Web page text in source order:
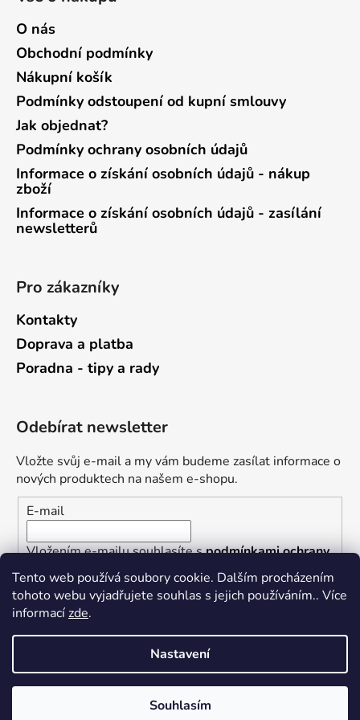
Tento web používá soubory cookie. Dalším procházením
tohoto webu vyjadřujete souhlas s jejich používáním.. Více
informacízde.
Nastavení
Souhlasím
O nás
Obchodní podmínky
Nákupní košík
Podmínky odstoupení od kupní smlouvy
Jak objednat?
Podmínky ochrany osobních údajů
Informace o získání osobních údajů - nákup
zboží
Informace o získání osobních údajů - zasílání
newsletterů
Pro zákazníky
Kontakty
Doprava a platba
Poradna - tipy a rady
Odebírat newsletter
Vložte svůj e-mail a my vám budeme zasílat informace o
nových produktech na našem e-shopu.
E-mail
Vložením e-mailu souhlasíte spodmínkami ochrany
osobních údajů
PŘIHLÁSIT SE
Vytvořil Shoptet
Železářství U Rotta